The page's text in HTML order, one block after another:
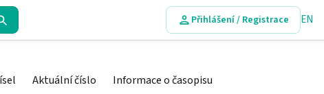
Přihlášení / Registrace EN
Aktuální číslo Informace o časopisu